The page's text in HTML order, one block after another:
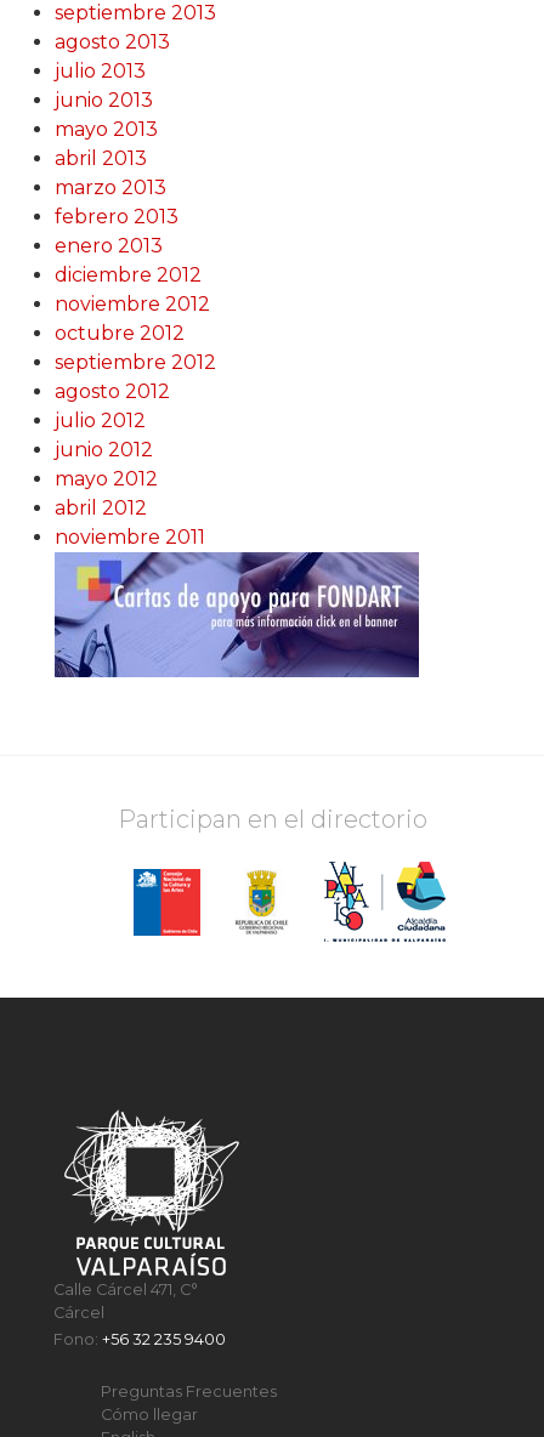
septiembre 2013
agosto 2013
julio 2013
junio 2013
mayo 2013
abril 2013
marzo 2013
febrero 2013
enero 2013
diciembre 2012
noviembre 2012
octubre 2012
septiembre 2012
agosto 2012
julio 2012
junio 2012
mayo 2012
abril 2012
noviembre 2011
Participan en el directorio
Calle Cárcel 471, C°
Cárcel
Fono:+56 32 235 9400
Preguntas Frecuentes
Cómo llegar